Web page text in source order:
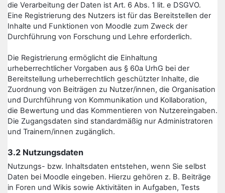
die Verarbeitung der Daten ist Art. 6 Abs. 1 lit. e DSGVO.
Eine Registrierung des Nutzers ist für das Bereitstellen der
Inhalte und Funktionen von Moodle zum Zweck der
Durchführung von Forschung und Lehre erforderlich.
Die Registrierung ermöglicht die Einhaltung
urheberrechtlicher Vorgaben aus § 60a UrhG bei der
Bereitstellung urheberrechtlich geschützter Inhalte, die
Zuordnung von Beiträgen zu Nutzer/innen, die Organisation
und Durchführung von Kommunikation und Kollaboration,
die Bewertung und das Kommentieren von Nutzereingaben.
Die Zugangsdaten sind standardmäßig nur Administratoren
und Trainern/innen zugänglich.
3.2 Nutzungsdaten
Nutzungs- bzw. Inhaltsdaten entstehen, wenn Sie selbst
Daten bei Moodle eingeben. Hierzu gehören z. B. Beiträge
in Foren und Wikis sowie Aktivitäten in Aufgaben, Tests